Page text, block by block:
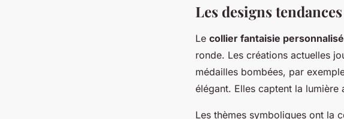
Les designs
Le collier fantaisie
ronde. Les créations actuelles
médailles bombées, par
élégant. Elles captent la
Les thèmes symboliques ont la